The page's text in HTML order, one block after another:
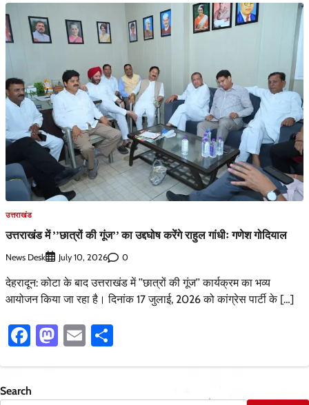
उत्तराखंड
उत्तराखंड में ’’छात्रों की गूंज’’ का उद्दघोष करेंगे राहुल गांधीः गणेश गोदियाल
News Desk July 10, 2026 0
देहरादून: कोटा के बाद उत्तराखंड में ’’छात्रों की गूंज’’ कार्यक्रम का भव्य
आयोजन किया जा रहा है। दिनांक 17 जुलाई, 2026 को कांग्रेस पार्टी के […]
Facebook
Mastodon
Email
Search